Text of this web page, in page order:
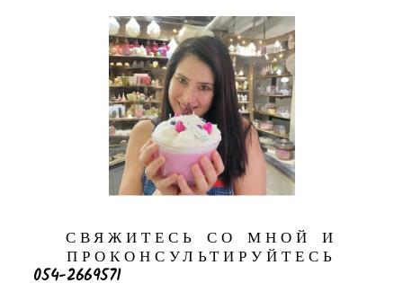
СВЯЖИТЕСЬ СО МНОЙ И
ПРОКОНСУЛЬТИРУЙТЕСЬ
054-2669571